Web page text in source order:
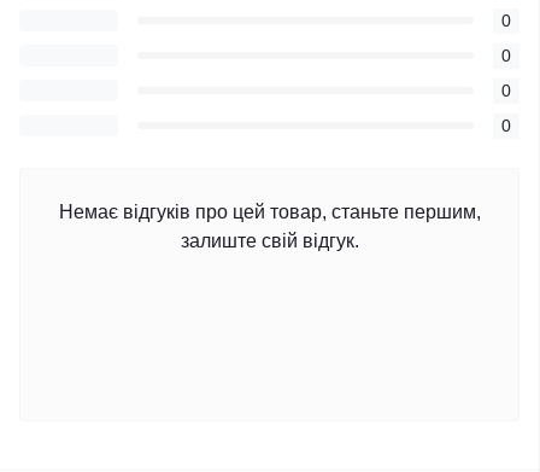
0
0
0
0
Немає відгуків про цей товар, станьте першим,
залиште свій відгук.